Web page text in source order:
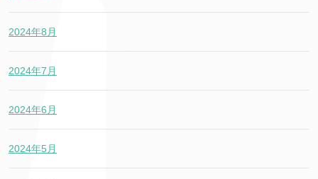
2024年8月
2024年7月
2024年6月
2024年5月